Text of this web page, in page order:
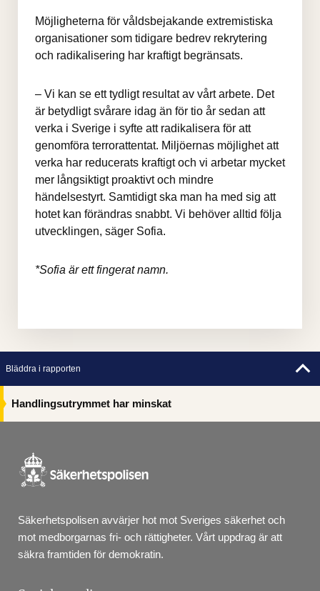
Möjligheterna för våldsbejakande extremistiska
organisationer som tidigare bedrev rekrytering
och radikalisering har kraftigt begränsats.
– Vi kan se ett tydligt resultat av vårt arbete. Det
är betydligt svårare idag än för tio år sedan att
verka i Sverige i syfte att radikalisera för att
genomföra terrorattentat. Miljöernas möjlighet att
verka har reducerats kraftigt och vi arbetar mycket
mer långsiktigt proaktivt och mindre
händelsestyrt. Samtidigt ska man ha med sig att
hotet kan förändras snabbt. Vi behöver alltid följa
utvecklingen, säger Sofia.
*Sofia är ett fingerat namn.
Bläddra i rapporten
Handlingsutrymmet har minskat
Säkerhetspolisen avvärjer hot mot Sveriges säkerhet och
mot medborgarnas fri- och rättigheter. Vårt uppdrag är att
säkra framtiden för demokratin.